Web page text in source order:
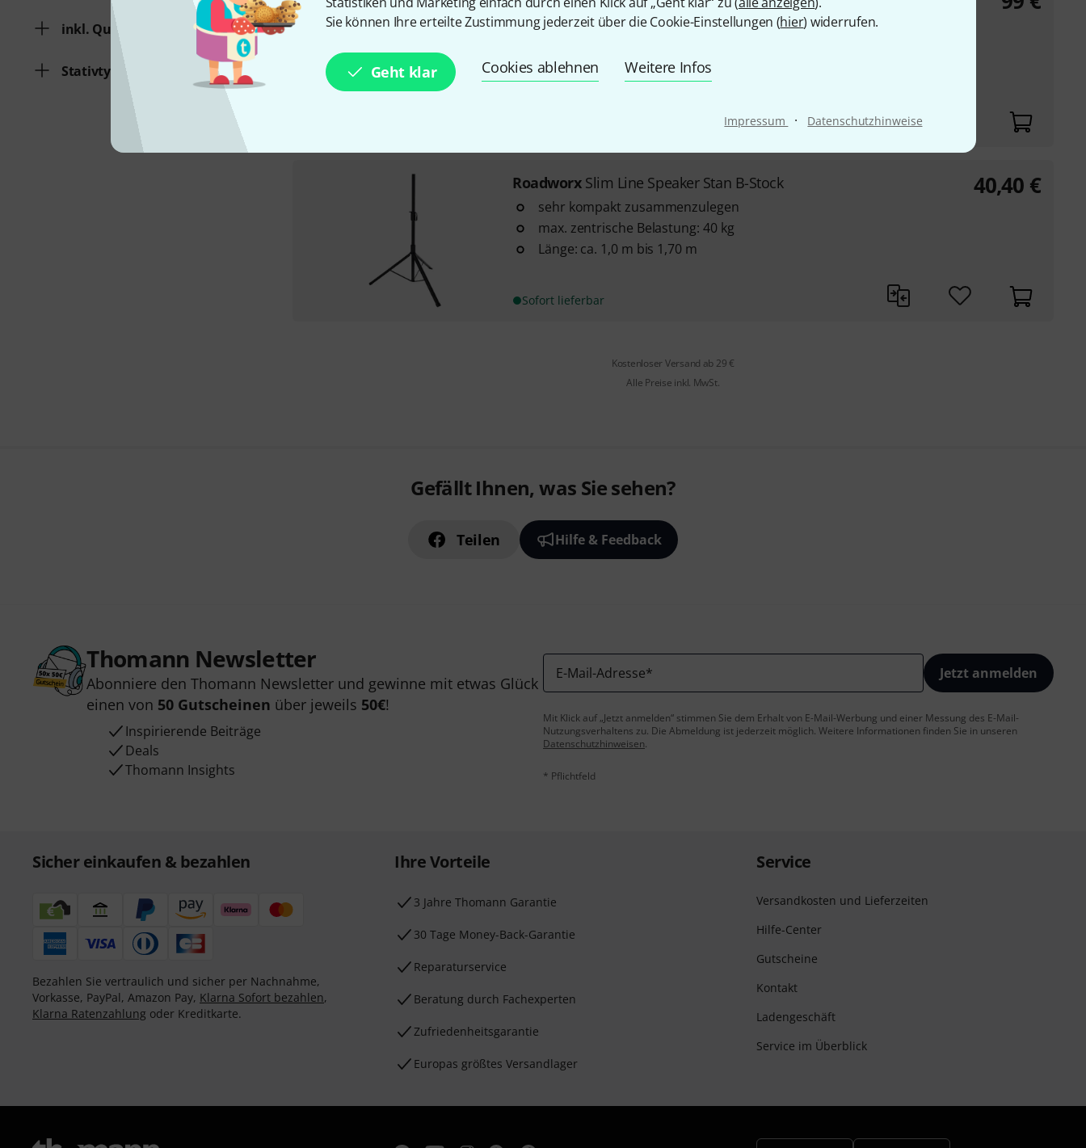
Sie können Ihre erteilte Zustimmung jederzeit über die Cookie-Einstellungen (hier) widerrufen.
Geht klar Cookies ablehnen Weitere Infos
Impressum · Datenschutzhinweise
inkl. Quertraverse
Stativtyp
passend für bis zu 2 Licht- oder Boxen-Stative
Transport und Lagerung
innere Abtrennung ist umlegbar und verhindert die
Roadworx Slim Line Speaker Stan B-Stock
sehr kompakt zusammenzulegen
max. zentrische Belastung: 40 kg
Länge: ca. 1,0 m bis 1,70 m
Sofort lieferbar
40,40 €
Kostenloser Versand ab 29 €
Alle Preise inkl. MwSt.
Gefällt Ihnen, was Sie sehen?
Teilen Hilfe & Feedback
Thomann Newsletter
Abonniere den Thomann Newsletter und gewinne mit etwas Glück
einen von 50 Gutscheinen über jeweils 50€!
Inspirierende Beiträge
Deals
Thomann Insights
E-Mail-Adresse* Jetzt anmelden
Mit Klick auf „Jetzt anmelden“ stimmen Sie dem Erhalt von E-Mail-Werbung und einer Messung des E-Mail-
Nutzungsverhaltens zu. Die Abmeldung ist jederzeit möglich. Weitere Informationen finden Sie in unseren
Datenschutzhinweisen.
* Pflichtfeld
Sicher einkaufen & bezahlen
Bezahlen Sie vertraulich und sicher per Nachnahme,
Vorkasse, PayPal, Amazon Pay, Klarna Sofort bezahlen,
Klarna Ratenzahlung oder Kreditkarte.
Ihre Vorteile
3 Jahre Thomann Garantie
30 Tage Money-Back-Garantie
Reparaturservice
Beratung durch Fachexperten
Zufriedenheitsgarantie
Europas größtes Versandlager
Service
Versandkosten und Lieferzeiten
Hilfe-Center
Gutscheine
Kontakt
Ladengeschäft
Service im Überblick